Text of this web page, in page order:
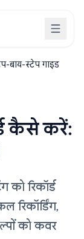
बाय-स्टेप गाइड
कैसे करें:
को रिकॉर्ड
रिकॉर्डिंग,
को कवर